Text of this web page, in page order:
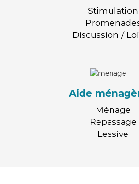
Stimulation
Discussion /
Aide
Ménage
Repassage
Lessive